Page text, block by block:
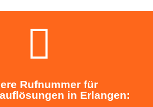
Rufnummer für
in Erlangen: